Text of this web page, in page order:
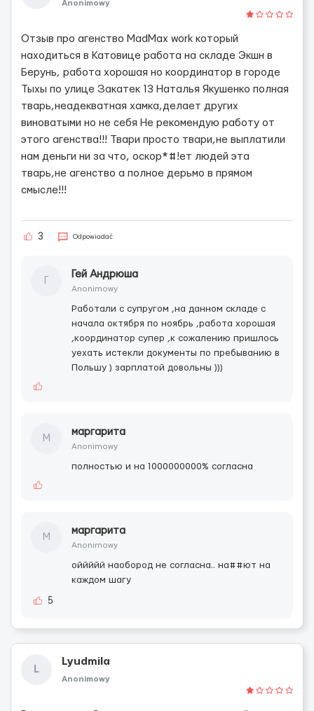
Anonimowy
Отзыв про агенство MadMax work который
находиться в Катовице работа на складе Экшн в
Берунь, работа хорошая но координатор в городе
Тыхы по улице Закатек 13 Наталья Якушенко полная
тварь,неадекватная хамка,делает других
виноватыми но не себя Не рекомендую работу от
этого агенства!!! Твари просто твари,не выплатили
нам деньги ни за что, оскор*#!ет людей эта
тварь,не агенство а полное дерьмо в прямом
смысле!!!
3 Odpowiadać
Гей Андрюша
Anonimowy
Работали с супругом ,на данном складе с
начала октября по ноябрь ,работа хорошая
,координатор супер ,к сожалению пришлось
уехать истекли документы по пребыванию в
Польшу ) зарплатой довольны )))
М
маргарита
Anonimowy
полностью и на 1000000000% согласна
М
маргарита
Anonimowy
оййййй наобород не согласна.. на##ют на
каждом шагу
5
L
Lyudmila
Anonimowy